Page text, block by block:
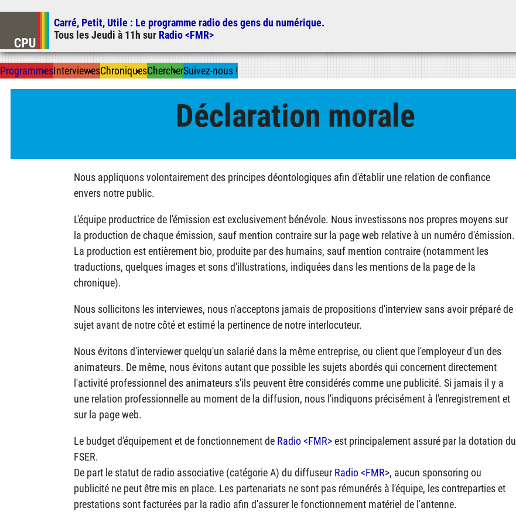
Carré, Petit, Utile : Le programme radio des gens du numérique.
Tous lesJeudi à 11h sur Radio <FMR>
ProgrammesInterviewesChroniquesChercherSuivez-nous !
Déclaration morale
Nous appliquons volontairement des principes déontologiques afin d'établir une relation de confiance
envers notre public.
L'équipe productrice de l'émission est exclusivement bénévole. Nous investissons nos propres moyens sur
la production de chaque émission, sauf mention contraire sur la page web relative à un numéro d'émission.
La production est entièrement bio, produite par des humains, sauf mention contraire (notamment les
traductions, quelques images et sons d'illustrations, indiquées dans les mentions de la page de la
chronique).
Nous sollicitons les interviewes, nous n'acceptons jamais de propositions d'interview sans avoir préparé de
sujet avant de notre côté et estimé la pertinence de notre interlocuteur.
Nous évitons d'interviewer quelqu'un salarié dans la même entreprise, ou client que l'employeur d'un des
animateurs. De même, nous évitons autant que possible les sujets abordés qui concernent directement
l'activité professionnel des animateurs s'ils peuvent être considérés comme une publicité. Si jamais il y a
une relation professionnelle au moment de la diffusion, nous l'indiquons précisément à l'enregistrement et
sur la page web.
Le budget d'équipement et de fonctionnement de Radio <FMR>est principalement assuré par la dotation du
FSER.
De part le statut de radio associative (catégorie A) du diffuseur Radio <FMR>, aucun sponsoring ou
publicité ne peut être mis en place. Les partenariats ne sont pas rémunérés à l'équipe, les contreparties et
prestations sont facturées par la radio afin d'assurer le fonctionnement matériel de l'antenne.